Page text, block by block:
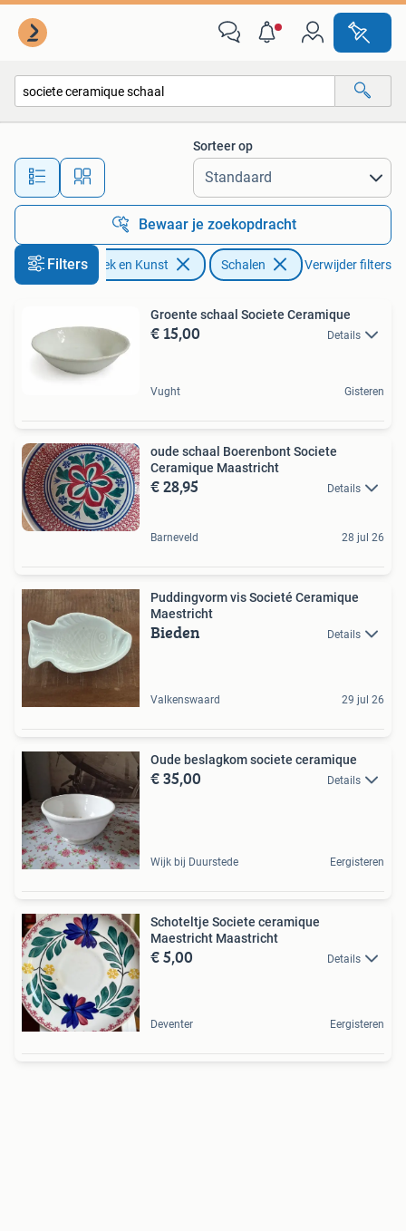
Alle afstanden…
Sorteer op
Bewaar je zoekopdracht
FiltersAntiek en Kunst Schalen Verwijder filters
Groente schaal Societe Ceramique
€ 15,00 Details
Vught Gisteren
oude schaal Boerenbont Societe
Ceramique Maastricht
€ 28,95 Details
Barneveld 28 jul 26
Puddingvorm vis Societé Ceramique
Maestricht
Bieden Details
Valkenswaard 29 jul 26
Oude beslagkom societe ceramique
€ 35,00 Details
Wijk bij Duurstede Eergisteren
Schoteltje Societe ceramique
Maestricht Maastricht
€ 5,00 Details
Deventer Eergisteren